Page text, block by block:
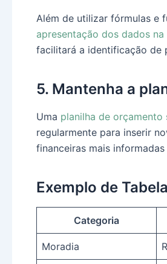
Além de utilizar fórmulas e
apresentação dos dados na
facilitará a identificação de
5. Mantenha a
Uma planilha de
regularmente para inserir
financeiras mais
Exemplo de
Categoria
Moradia